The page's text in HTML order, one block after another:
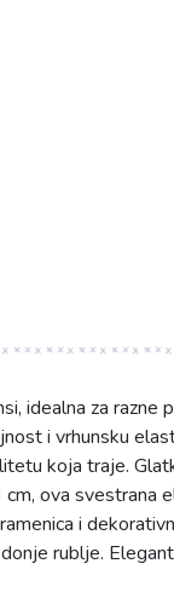
idealna za razne
i vrhunsku
koja traje.
ova svestrana
i
rublje.